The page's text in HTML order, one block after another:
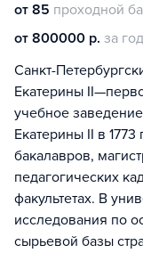
от 85 проходной
от 800000 р. за год
Санкт-
Екатерины
учебное
Екатерины II в 1773
бакалавров,
педагогических
факультетах. В
исследования по
сырьевой базы